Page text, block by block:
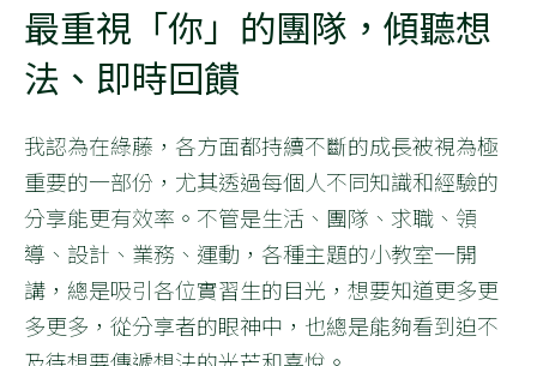
最重視「你」的團隊，傾聽想
法、即時回饋
我認為在綠藤，各方面都持續不斷的成長被視為極
重要的一部份，尤其透過每個人不同知識和經驗的
分享能更有效率。不管是生活、團隊、求職、領
導、設計、業務、運動，各種主題的小教室一開
講，總是吸引各位實習生的目光，想要知道更多更
多更多，從分享者的眼神中，也總是能夠看到迫不